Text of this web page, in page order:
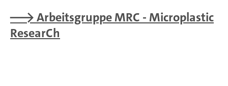
--> Arbeitsgruppe MRC - Microplastic
ResearCh